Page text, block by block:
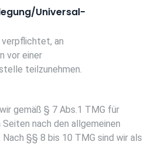
Universal­
an
vor einer
teilzunehmen.
gemäß § 7 Abs.1 TMG für
nach den allgemeinen
§§ 8 bis 10 TMG sind wir als